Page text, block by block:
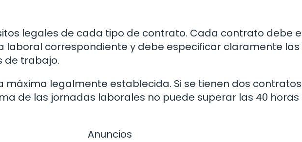
legales de cada tipo de contrato. Cada contrato debe
laboral correspondiente y debe especificar claramente las
de trabajo.
máxima legalmente establecida. Si se tienen dos
de las jornadas laborales no puede superar las 40 horas
Anuncios